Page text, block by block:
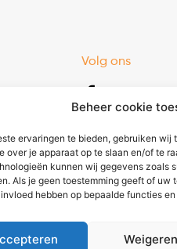
Beheer cookie
ervaringen te bieden, gebruiken
over je apparaat op te slaan en/of te
kunnen wij gegevens zoals
Als je geen toestemming geeft of uw
hebben op bepaalde functies
Weigeren
Volg ons
Privacybeleid|